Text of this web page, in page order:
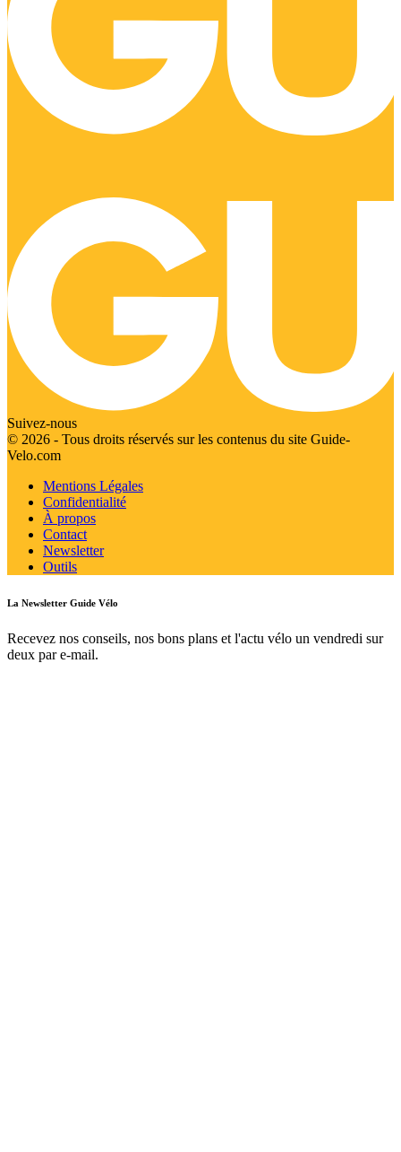
Suivez-nous
© 2026 - Tous droits réservés sur les contenus du site Guide-
Velo.com
Mentions Légales
Confidentialité
À propos
Contact
Newsletter
Outils
La Newsletter Guide Vélo
Recevez nos conseils, nos bons plans et l'actu vélo un vendredi sur
deux par e-mail.